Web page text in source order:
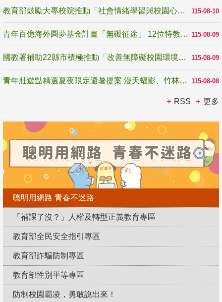
115-08-10
教育部鼓勵大專校院推動「社會情緒學習與校園心理健康促進計畫」 培育校園「心」韌性
115-08-09
青年百億海外圓夢基金計畫「無礙征途」 12位特教與弱勢青年勇闖西班牙 跨越感官限制見證生命蛻變
115-08-09
國教署補助22縣市積極推動「改善無障礙校園環境計畫」 打造友善、安全、無礙學習空間
115-08-08
青年壯遊點精選夏夜限定避暑提案 漫天蝠影、竹林尋蛙、茶香夜觀 邀青年暮色出發
RSS 更多
聰明用網路 青春不迷路
「補課了沒？」人權及轉型正義教育專區
教育部全民安全指引專區
教育部詐騙防制專區
教育部性別平等專區
防制校園霸凌，勇敢說出來！